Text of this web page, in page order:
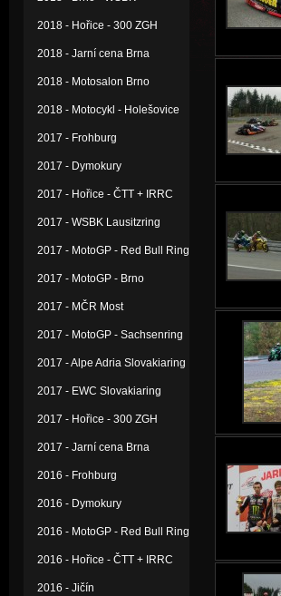
2018 - Hořice - 300 ZGH
2018 - Jarní cena Brna
2018 - Motosalon Brno
2018 - Motocykl - Holešovice
2017 - Frohburg
2017 - Dymokury
2017 - Hořice - ČTT + IRRC
2017 - WSBK Lausitzring
2017 - MotoGP - Red Bull Ring
2017 - MotoGP - Brno
2017 - MČR Most
2017 - MotoGP - Sachsenring
2017 - Alpe Adria Slovakiaring
2017 - EWC Slovakiaring
2017 - Hořice - 300 ZGH
2017 - Jarní cena Brna
2016 - Frohburg
2016 - Dymokury
2016 - MotoGP - Red Bull Ring
2016 - Hořice - ČTT + IRRC
2016 - Jičín